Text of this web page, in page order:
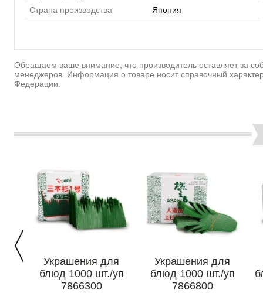
Страна производства
Япония
Обращаем ваше внимание, что производитель оставляет за
менеджеров. Информация о товаре носит справочный
Федерации.
Украшения для
блюд 1000 шт./уп
7866300
Украшения для
блюд 1000 шт./уп
7866800